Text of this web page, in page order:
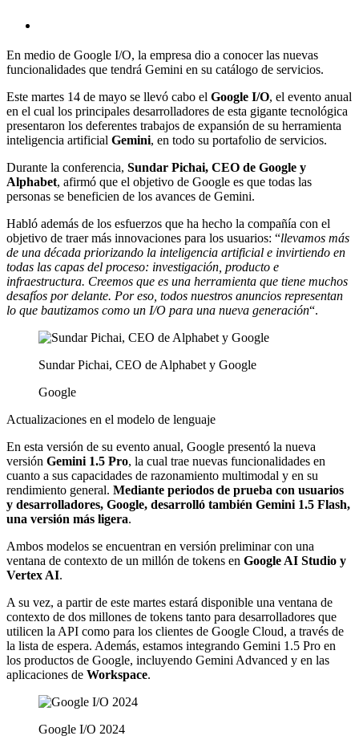
Image
En medio de Google I/O, la empresa dio a conocer las nuevas
funcionalidades que tendrá Gemini en su catálogo de servicios.
Este martes 14 de mayo se llevó cabo el Google I/O, el evento anual
en el cual los principales desarrolladores de esta gigante tecnológica
presentaron los deferentes trabajos de expansión de su herramienta
inteligencia artificial Gemini, en todo su portafolio de servicios.
Durante la conferencia, Sundar Pichai, CEO de Google y
Alphabet, afirmó que el objetivo de Google es que todas las
personas se beneficien de los avances de Gemini.
Habló además de los esfuerzos que ha hecho la compañía con el
objetivo de traer más innovaciones para los usuarios: “llevamos más
de una década priorizando la inteligencia artificial e invirtiendo en
todas las capas del proceso: investigación, producto e
infraestructura. Creemos que es una herramienta que tiene muchos
desafíos por delante. Por eso, todos nuestros anuncios representan
lo que bautizamos como un I/O para una nueva generación“.
Sundar Pichai, CEO de Alphabet y Google
Google
Actualizaciones en el modelo de lenguaje
En esta versión de su evento anual, Google presentó la nueva
versión Gemini 1.5 Pro, la cual trae nuevas funcionalidades en
cuanto a sus capacidades de razonamiento multimodal y en su
rendimiento general. Mediante periodos de prueba con usuarios
y desarrolladores, Google, desarrolló también Gemini 1.5 Flash,
una versión más ligera.
Ambos modelos se encuentran en versión preliminar con una
ventana de contexto de un millón de tokens en Google AI Studio y
Vertex AI.
A su vez, a partir de este martes estará disponible una ventana de
contexto de dos millones de tokens tanto para desarrolladores que
utilicen la API como para los clientes de Google Cloud, a través de
la lista de espera. Además, estamos integrando Gemini 1.5 Pro en
los productos de Google, incluyendo Gemini Advanced y en las
aplicaciones de Workspace.
Google I/O 2024